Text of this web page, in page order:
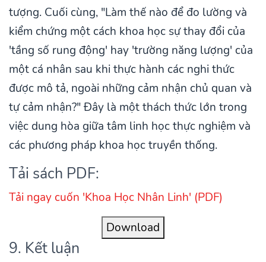
tượng. Cuối cùng, "Làm thế nào để đo lường và
kiểm chứng một cách khoa học sự thay đổi của
'tầng số rung động' hay 'trường năng lượng' của
một cá nhân sau khi thực hành các nghi thức
được mô tả, ngoài những cảm nhận chủ quan và
tự cảm nhận?" Đây là một thách thức lớn trong
việc dung hòa giữa tâm linh học thực nghiệm và
các phương pháp khoa học truyền thống.
Tải sách PDF:
Tải ngay cuốn 'Khoa Học Nhân Linh' (PDF)
Download
9. Kết luận